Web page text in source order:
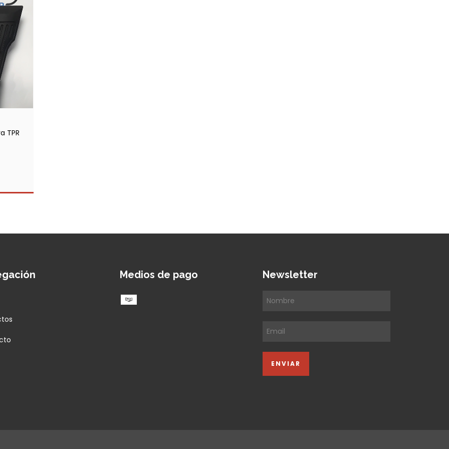
TPR
Medios de pago Newsletter